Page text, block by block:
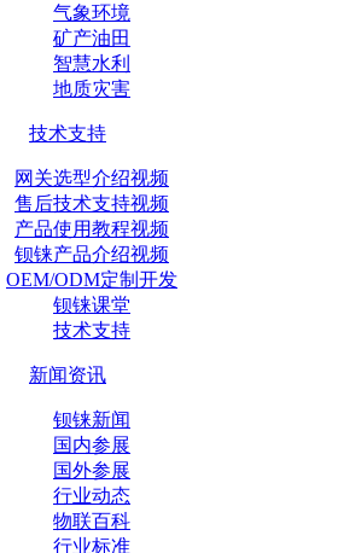
气象环境
矿产油田
智慧水利
地质灾害
技术支持
网关选型介绍视频
售后技术支持视频
产品使用教程视频
钡铼产品介绍视频
OEM/ODM定制开发
钡铼课堂
技术支持
新闻资讯
钡铼新闻
国内参展
国外参展
行业动态
物联百科
行业标准